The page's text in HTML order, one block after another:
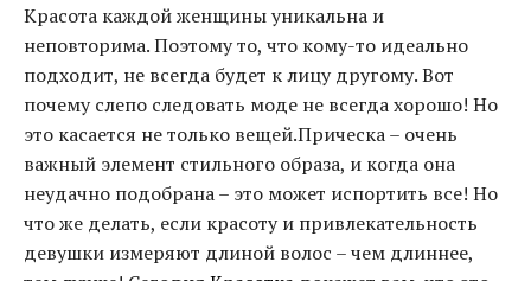
Красота каждой женщины уникальна и
неповторима. Поэтому то, что кому-то идеально
подходит, не всегда будет к лицу другому. Вот
почему слепо следовать моде не всегда хорошо! Но
это касается не только вещей.Прическа – очень
важный элемент стильного образа, и когда она
неудачно подобрана – это может испортить все! Но
что же делать, если красоту и привлекательность
девушки измеряют длиной волос – чем длиннее,